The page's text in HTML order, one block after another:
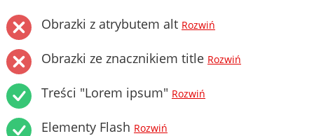
Obrazki z atrybutem alt Rozwiń
Obrazki ze znacznikiem title Rozwiń
Treści "Lorem ipsum" Rozwiń
Elementy Flash Rozwiń